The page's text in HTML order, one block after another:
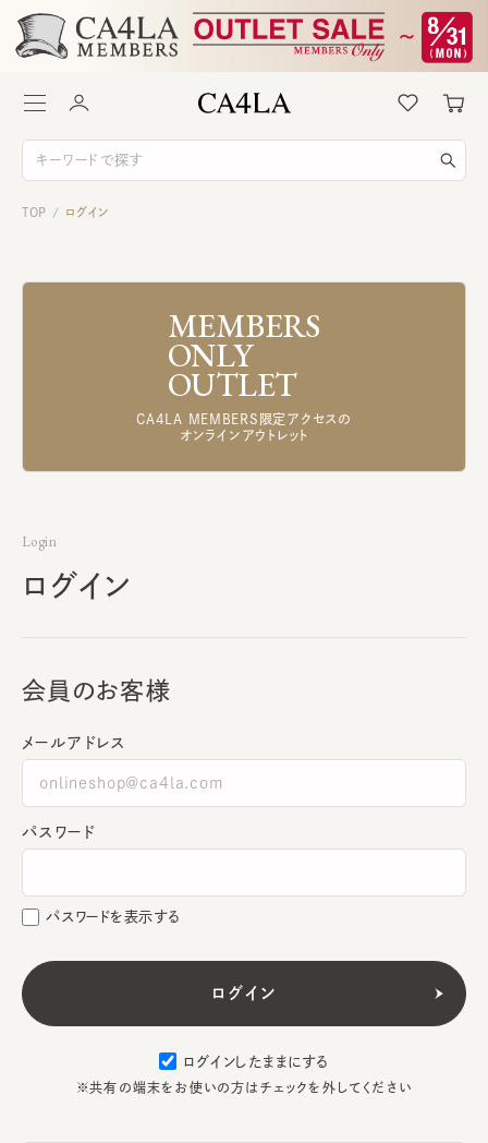
TOP / ログイン
MEMBERS
ONLY
OUTLET
CA4LA MEMBERS限定アクセスの
オンラインアウトレット
Login
ログイン
会員のお客様
メールアドレス
パスワード
パスワードを表示する
ログインしたままにする
※共有の端末をお使いの方はチェックを外してください